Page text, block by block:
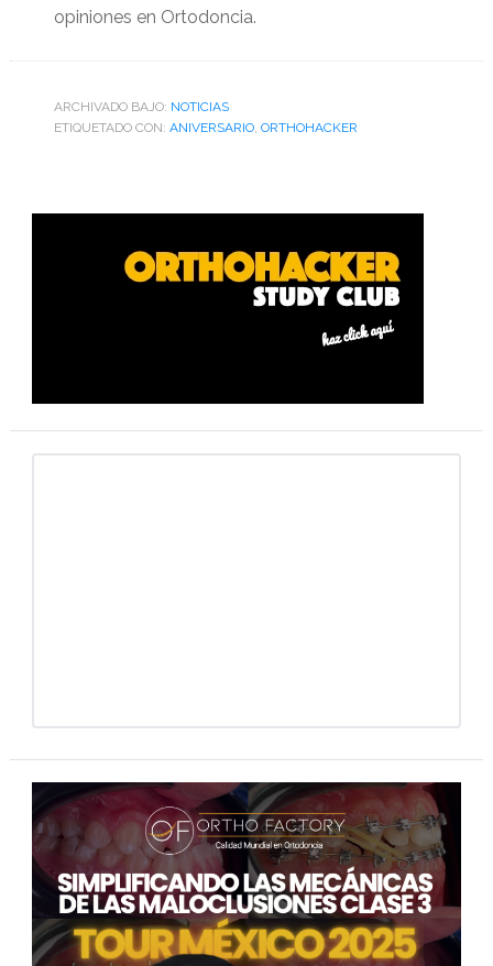
opiniones en Ortodoncia.
ARCHIVADO BAJO: NOTICIAS
ETIQUETADO CON: ANIVERSARIO, ORTHOHACKER
Barra
primaria